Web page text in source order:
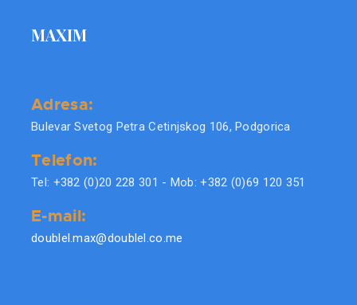
MAXIM
Adresa:
Bulevar Svetog Petra Cetinjskog 106, Podgorica
Telefon:
Tel: +382 (0)20 228 301 - Mob: +382 (0)69 120 351
E-mail:
doublel.max@doublel.co.me